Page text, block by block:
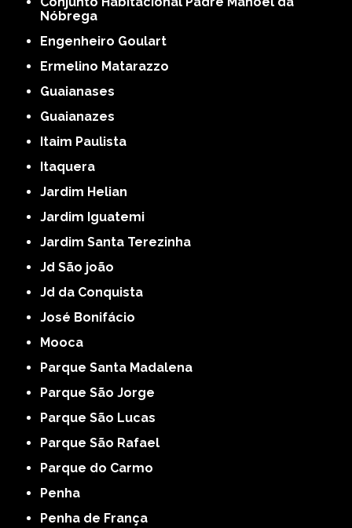
Nóbrega
Engenheiro Goulart
Ermelino Matarazzo
Guaianases
Guaianazes
Itaim Paulista
Itaquera
Jardim Helian
Jardim Iguatemi
Jardim Santa Terezinha
Jd São joão
Jd da Conquista
José Bonifácio
Mooca
Parque Santa Madalena
Parque São Jorge
Parque São Lucas
Parque São Rafael
Parque do Carmo
Penha
Penha de França